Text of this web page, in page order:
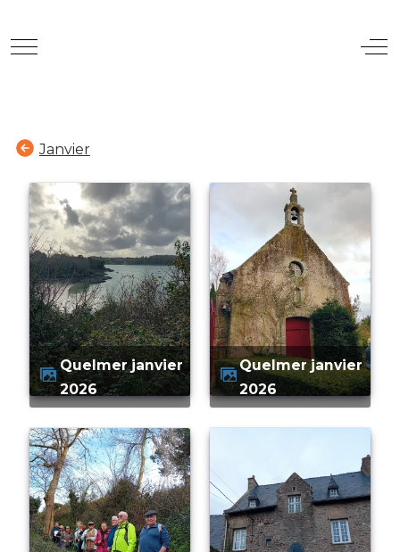
Mobile Menu Toggle
Janvier
quelmer janvier
2026
quelmer janvier
2026